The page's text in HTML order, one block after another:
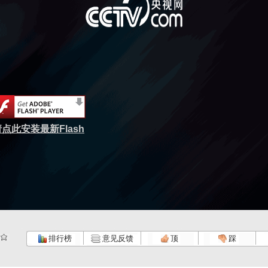
点此安装最新Flash
排行榜 意见反馈 顶 踩